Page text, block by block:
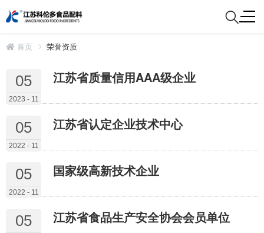
首页 荣誉资质
05
2023 - 11
江苏省质量信用AAA级企业
05
2022 - 11
江苏省认定企业技术中心
05
2022 - 11
国家级高新技术企业
05 江苏省食品生产安全协会会员单位